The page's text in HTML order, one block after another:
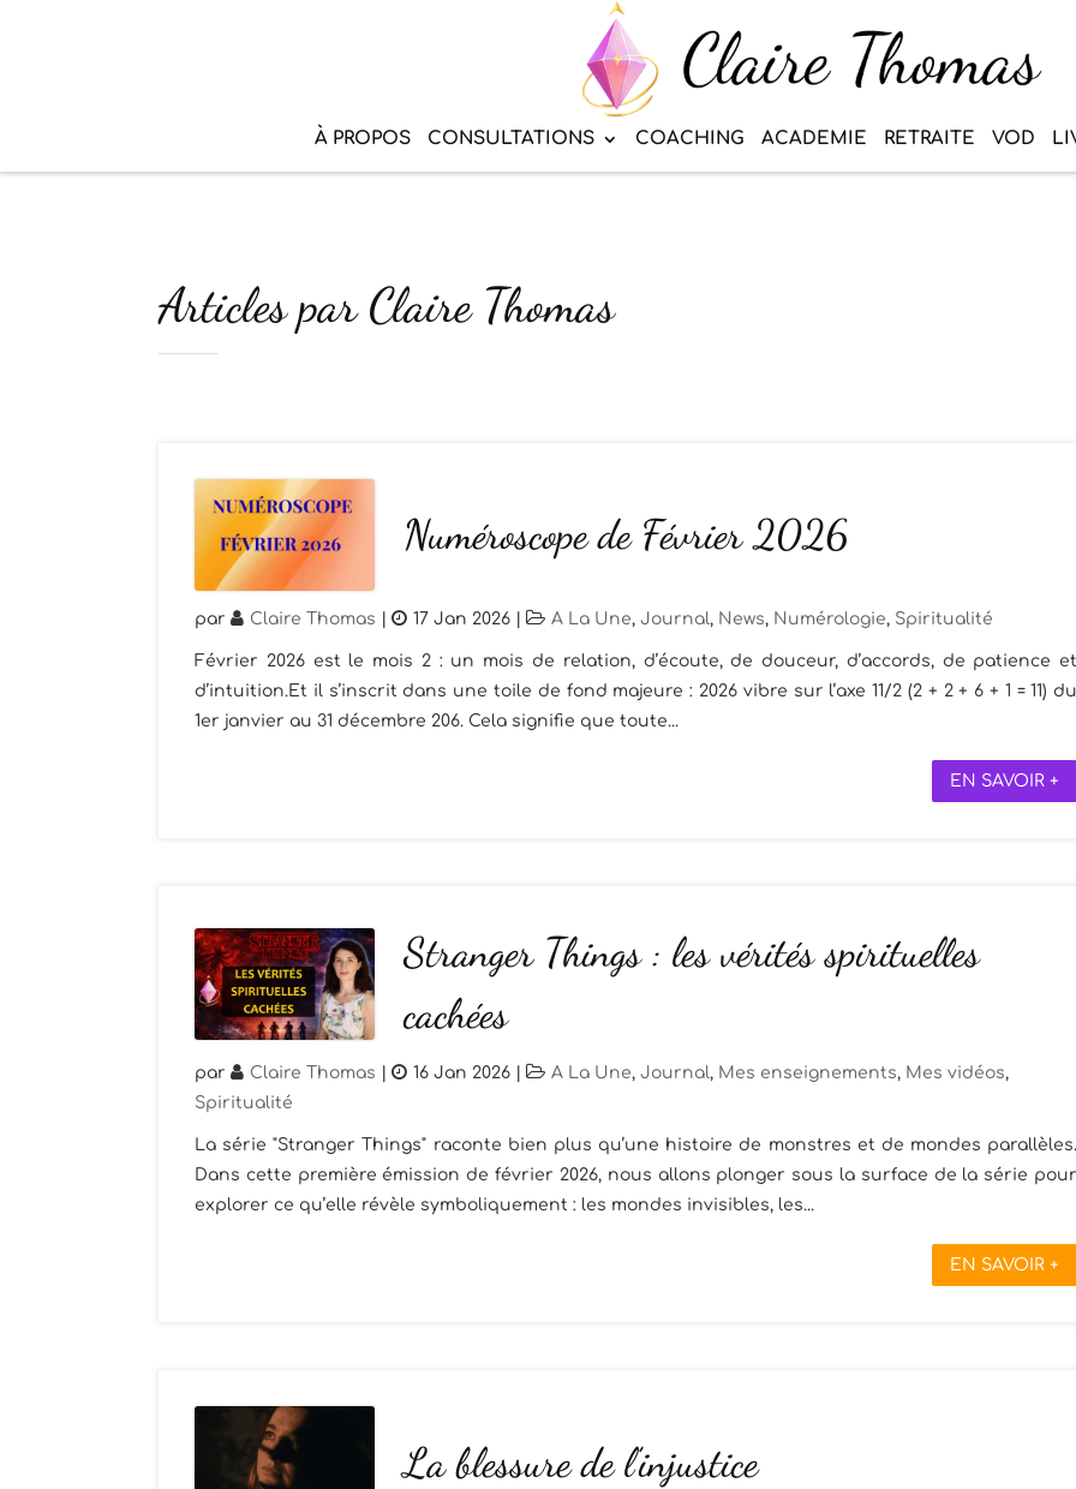
À PROPOS CONSULTATIONS COACHING ACADEMIE RETRAITE VOD
Articles par Claire Thomas
Numéroscope de Février 2026
par Claire Thomas 17 Jan 2026 A La Une, Journal, News, Numérologie, Spiritualité
Février 2026 est le mois 2 : un mois de relation, d’écoute, de douceur, d’accords, de patience
d’intuition.Et il s’inscrit dans une toile de fond majeure : 2026 vibre sur l’axe 11/2 (2 + 2 + 6 + 1 = 11)
1er janvier au 31 décembre 206. Cela signifie que toute...
EN SAVOIR +
Stranger Things : les vérités spirituelles
cachées
par Claire Thomas 16 Jan 2026 A La Une, Journal, Mes enseignements, Mes vidéos,
Spiritualité
La série "Stranger Things" raconte bien plus qu’une histoire de monstres et de mondes
Dans cette première émission de février 2026, nous allons plonger sous la surface de la série
explorer ce qu’elle révèle symboliquement : les mondes invisibles, les...
EN SAVOIR +
La blessure de l’injustice